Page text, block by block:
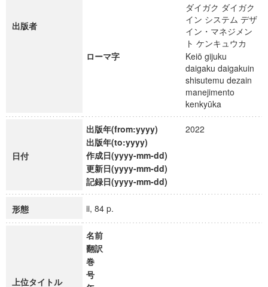
出版者
ダイガク ダイガク
イン システム デザ
イン・マネジメン
ト ケンキュウカ
ローマ字
Keiō gijuku
daigaku daigakuin
shisutemu dezain
manejimento
kenkyūka
日付
出版年(from:yyyy)
2022
出版年(to:yyyy)
作成日(yyyy-mm-dd)
更新日(yyyy-mm-dd)
記録日(yyyy-mm-dd)
形態 ii, 84 p.
上位タイトル
名前
翻訳
巻
号